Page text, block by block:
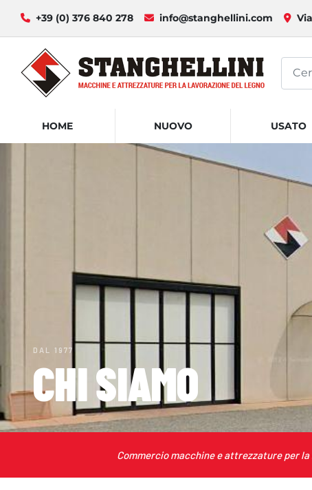
+39 (0) 376 840 278 info@stanghellini.com
HOME NUOVO USATO
DAL 1977
CHI SIAMO
Commercio macchine e attrezzature per